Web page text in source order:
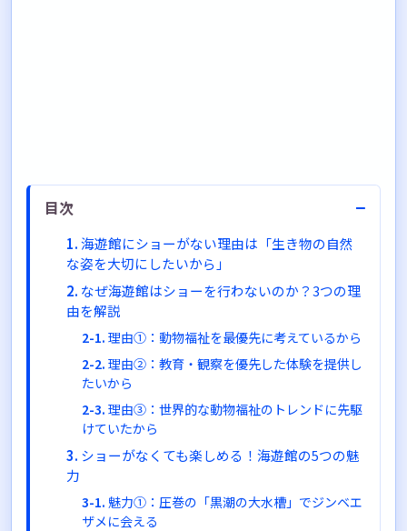
目次 −
海遊館にショーがない理由は「生き物の自然
な姿を大切にしたいから」
なぜ海遊館はショーを行わないのか？3つの理
由を解説
理由①：動物福祉を最優先に考えているから
理由②：教育・観察を優先した体験を提供し
たいから
理由③：世界的な動物福祉のトレンドに先駆
けていたから
ショーがなくても楽しめる！海遊館の5つの魅
力
魅力①：圧巻の「黒潮の大水槽」でジンベエ
ザメに会える